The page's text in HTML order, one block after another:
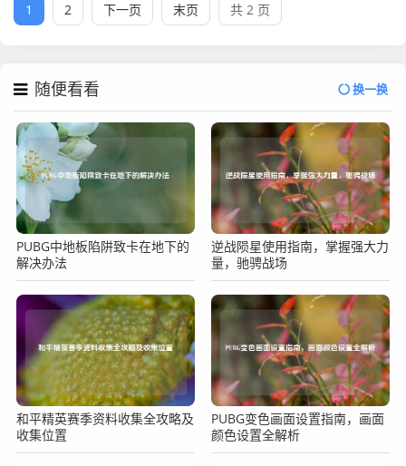
1 2 下一页 末页 共 2 页
随便看看 换一换
PUBG中地板陷阱致卡在地下的
解决办法
逆战陨星使用指南，掌握强大力
量，驰骋战场
和平精英赛季资料收集全攻略及
收集位置
PUBG变色画面设置指南，画面
颜色设置全解析